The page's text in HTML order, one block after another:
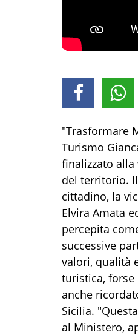
"Trasformare
Turismo
finalizzato
del territorio.
cittadino, la
Elvira Amata
percepita
successive
valori, qualità
turistica, forse
anche
Sicilia.
al Ministero,